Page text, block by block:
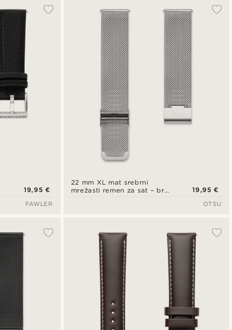
Najnovije
Najniža cijena
Najviša cijena
19,95 €
FAWLER
22 mm XL mat srebrni
mrežasti remen za sat – brzo
19,95 €
OTSU